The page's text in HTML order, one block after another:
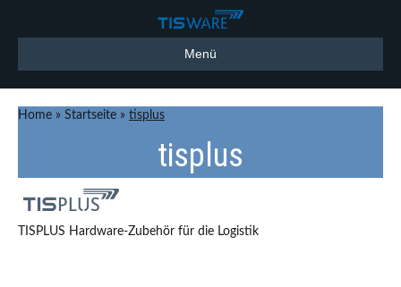
Menü
Home » Startseite » tisplus
tisplus
TISPLUS Hardware-Zubehör für die Logistik